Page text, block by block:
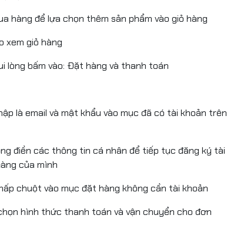
– Hiệu suất thế hệ mới
hàng để lựa chọn thêm sản phẩm vào giỏ hàng
xem giỏ hàng
lòng bấm vào: Đặt hàng và thanh toán
là email và mật khẩu vào mục đã có tài khoản trên
điền các thông tin cá nhân để tiếp tục đăng ký tài
của mình
chuột vào mục đặt hàng không cần tài khoản
hình thức thanh toán và vận chuyển cho đơn